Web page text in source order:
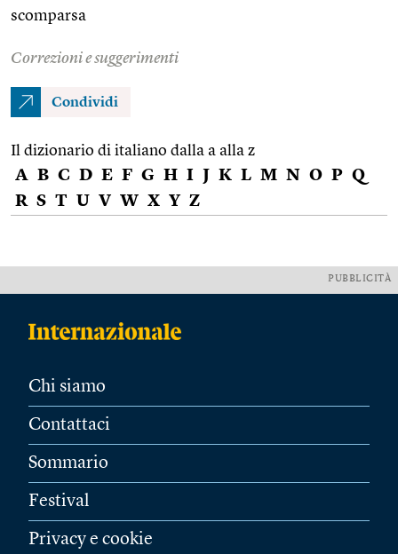
scomparsa
Correzioni e suggerimenti
Condividi
Il dizionario di italiano dalla a alla z
A B C D E F G H I J K L M N O P Q
R S T U V W X Y Z
PUBBLICITÀ
Chi siamo
Contattaci
Sommario
Festival
Privacy e cookie